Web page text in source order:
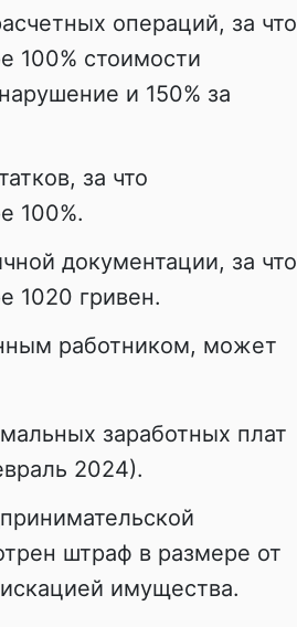
операций, за что
100% стоимости
и 150% за
за что
100%.
документации, за что
1020 гривен.
работником, может
заработных плат
2024).
штраф в размере от
имущества.